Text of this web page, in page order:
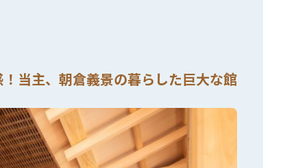
当主、朝倉義景の暮らした巨大な館